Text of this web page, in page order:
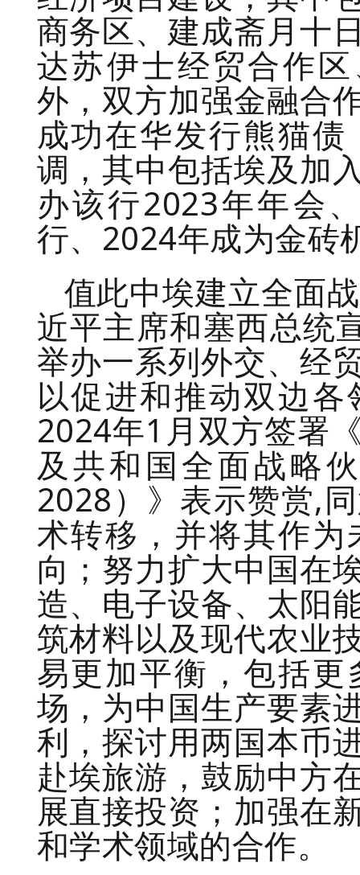
商务区、建成斋月十
达苏伊士经贸合作
外，双方加强金融合
成功在华发行熊猫
调，其中包括埃及加
办该行2023年年会
行、2024年成为金砖
值此中埃建立全面
近平主席和塞西总统
举办一系列外交、经
以促进和推动双边
2024年1月双方签署
及共和国全面战略
2028）》表示赞赏,
术转移，并将其作
向；努力扩大中国在
造、电子设备、太阳
筑材料以及现代农业
易更加平衡，包括
场，为中国生产要素
利，探讨用两国本币
赴埃旅游，鼓励中方
展直接投资；加强在
和学术领域的合作。